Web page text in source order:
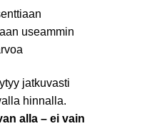
useammin
jatkuvasti
hinnalla.
alla – ei vain